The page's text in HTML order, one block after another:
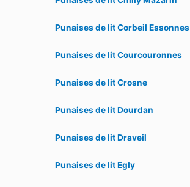
Punaises de lit Corbeil Essonnes
Punaises de lit Courcouronnes
Punaises de lit Crosne
Punaises de lit Dourdan
Punaises de lit Draveil
Punaises de lit Egly